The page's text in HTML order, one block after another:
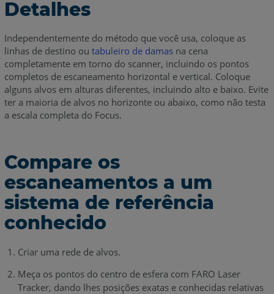
Detalhes
Independentemente do método que você usa, coloque as
linhas de destino ou tabuleiro de damasna cena
completamente em torno do scanner, incluindo os pontos
completos de escaneamento horizontal e vertical. Coloque
alguns alvos em alturas diferentes, incluindo alto e baixo. Evite
ter a maioria de alvos no horizonte ou abaixo, como não testa
a escala completa do Focus.
Compare os
escaneamentos a um
sistema de referência
conhecido
Criar uma rede de alvos.
Meça os pontos do centro de esfera com FARO Laser
Tracker, dando lhes posições exatas e conhecidas relativas